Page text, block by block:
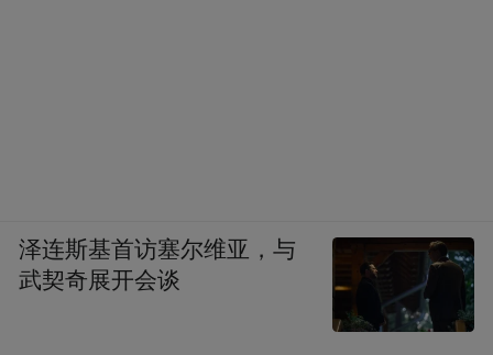
泽连斯基首访塞尔维亚，与
武契奇展开会谈